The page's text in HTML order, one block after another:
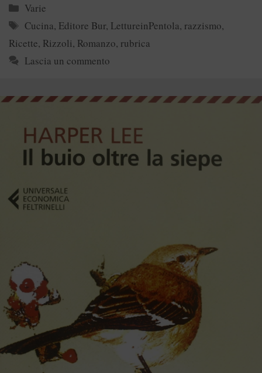
Categorie
Varie
Tag
Cucina, Editore Bur, LettureinPentola, razzismo,
Ricette, Rizzoli, Romanzo, rubrica
Lascia un commento